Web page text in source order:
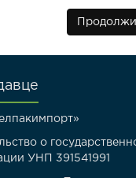
о
УНП 391541991